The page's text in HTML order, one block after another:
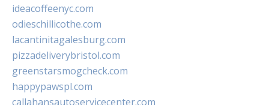
ideacoffeenyc.com
odieschillicothe.com
lacantinitagalesburg.com
pizzadeliverybristol.com
greenstarsmogcheck.com
happypawspl.com
callahansautoservicecenter.com